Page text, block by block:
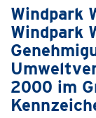
Windpark
Windpark
2000 im